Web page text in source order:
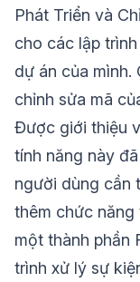
Phát Triển và
cho các lập
dự án của mình.
chỉnh sửa mã
Được giới thiệu
tính năng này
người dùng cần
thêm chức năng
một thành phần
trình xử lý sự